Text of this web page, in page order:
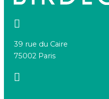
39 rue du Caire
75002 Paris